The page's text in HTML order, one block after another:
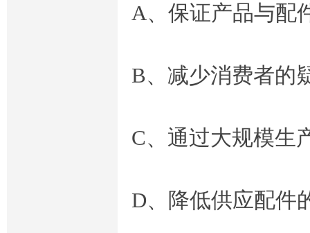
A、保证产品与配
B、减少消费者的
C、通过大规模生
D、降低供应配件